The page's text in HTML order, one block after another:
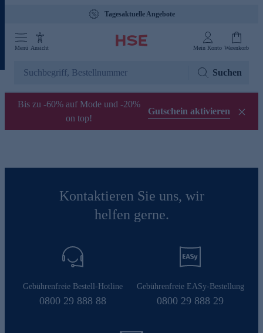
Tagesaktuelle Angebote
Menü Ansicht Mein Konto Warenkorb
Suchen
Bis zu -60% auf Mode und -20%
on top!
Gutschein aktivieren
Kontaktieren Sie uns, wir
helfen gerne.
Gebührenfreie Bestell-Hotline
0800 29 888 88
Gebührenfreie EASy-Bestellung
0800 29 888 29